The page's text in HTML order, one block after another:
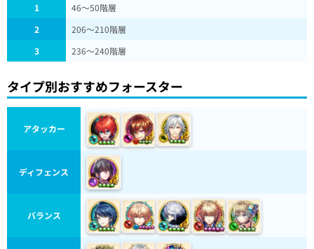
1
46～50階層
2
206～210階層
3
236～240階層
タイプ別おすすめフォースター
アタッカー
ディフェンス
バランス